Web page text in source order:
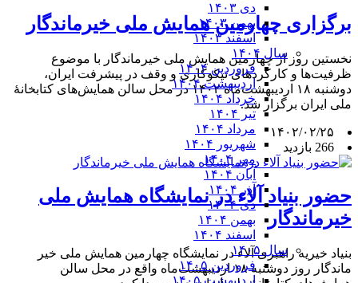
دی ۱۴۰۳
بهمن ۱۴۰۳
اسفند ۱۴۰۳
سال ۱۴۰۴
فروردین ۱۴۰۴
اردیبهشت ۱۴۰۴
خرداد ۱۴۰۴
تیر ۱۴۰۴
مرداد ۱۴۰۴
شهریور ۱۴۰۴
مهر ۱۴۰۴
آبان ۱۴۰۴
آذر ۱۴۰۴
دی ۱۴۰۴
بهمن ۱۴۰۴
اسفند ۱۴۰۴
سال ۱۴۰۵
فروردین ۱۴۰۵
اردیبهشت ۱۴۰۵
برگزاری چهارمین همایش ملی خیرماندگار
نخستین روز از چهارمین همایش ملی خیرماندگار با موضوع
ظرفیت‌ها و کارکردهای نیکوکاری و وقف در پیشرفت ایران،
دوشنبه ۱۸ اردیبهشت‌ماه ۱۴۰۲ در محل سالن همایش‌های کتابخانۀ
ملی ایران برگزار شد.
۱۴۰۲/۰۲/۲۵
266 بازدید
حضور بنیاد آلاء در نمایشگاه همایش ملی
خیرماندگار
بنیاد خیریه راهبری آلاء در نمایشگاه چهارمین همایش ملی خیر
ماندگار روز دوشنبه ۱۸ اردیبهشت‌ماه واقع در محل سالن